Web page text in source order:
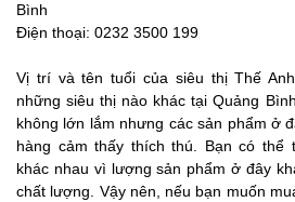
Bình
Điện thoại: 0232 3500 199
Vị trí và tên tuổi của siêu thị Thế
những siêu thị nào khác tại Quảng
không lớn lắm nhưng các sản phẩm ở
hàng cảm thấy thích thú. Bạn có thể
khác nhau vì lượng sản phẩm ở đây
chất lượng. Vậy nên, nếu bạn muốn